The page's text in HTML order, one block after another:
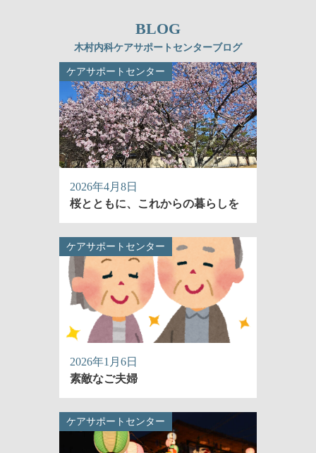
BLOG
木村内科ケアサポートセンターブログ
ケアサポートセンター
2026年4月8日
桜とともに、これからの暮らしを
ケアサポートセンター
2026年1月6日
素敵なご夫婦
ケアサポートセンター